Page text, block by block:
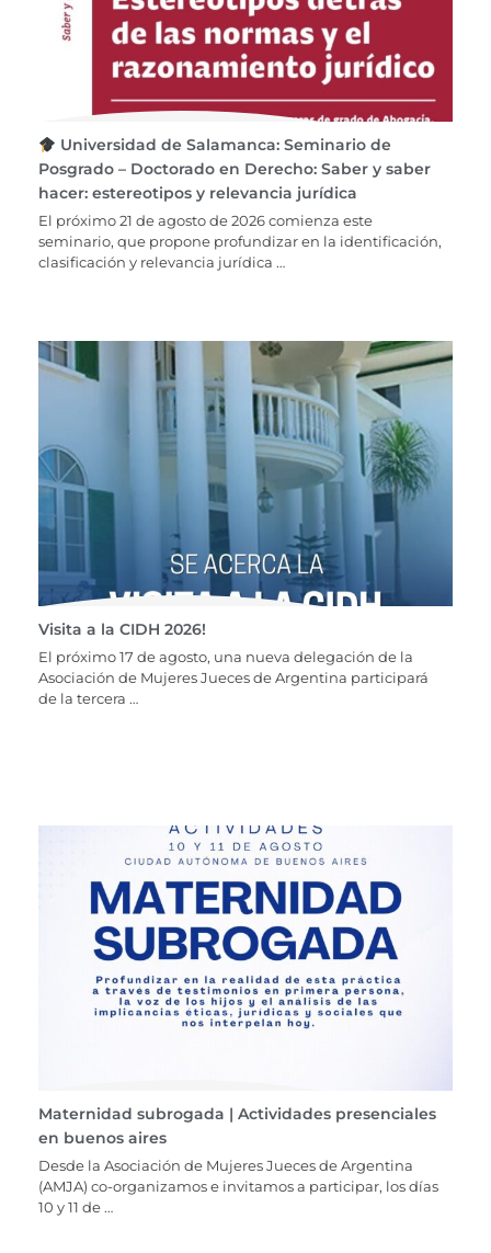
Universidad de Salamanca: Seminario de
Posgrado – Doctorado en Derecho: Saber y saber
hacer: estereotipos y relevancia jurídica
El próximo 21 de agosto de 2026 comienza este
seminario, que propone profundizar en la identificación,
clasificación y relevancia jurídica …
Visita a la CIDH 2026!
El próximo 17 de agosto, una nueva delegación de la
Asociación de Mujeres Jueces de Argentina participará
de la tercera …
Maternidad subrogada | Actividades presenciales
en buenos aires
Desde la Asociación de Mujeres Jueces de Argentina
(AMJA) co-organizamos e invitamos a participar, los días
10 y 11 de …